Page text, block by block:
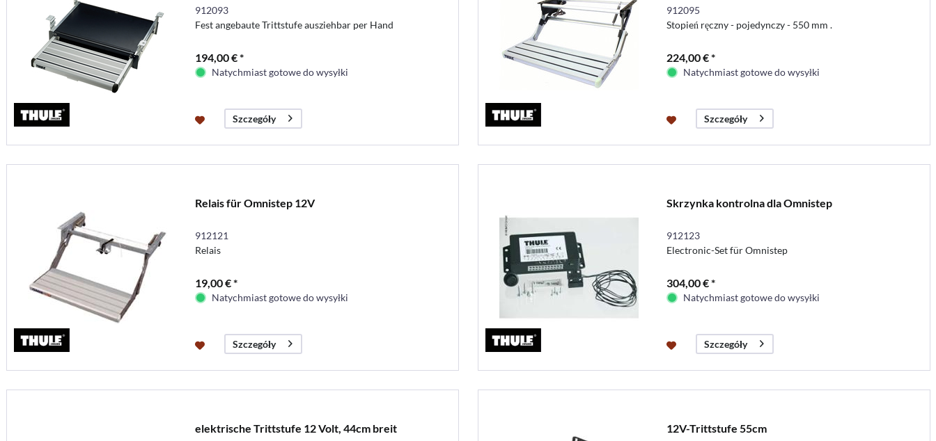
912093
Fest angebaute Trittstufe ausziehbar per Hand
194,00 € *
Natychmiast gotowe do wysyłki
Szczegóły
912095
Stopień ręczny - pojedynczy - 550 mm .
224,00 € *
Natychmiast gotowe do wysyłki
Szczegóły
Relais für Omnistep 12V
912121
Relais
19,00 € *
Natychmiast gotowe do wysyłki
Szczegóły
Skrzynka kontrolna dla Omnistep
912123
Electronic-Set für Omnistep
304,00 € *
Natychmiast gotowe do wysyłki
Szczegóły
elektrische Trittstufe 12 Volt, 44cm breit 12V-Trittstufe 55cm